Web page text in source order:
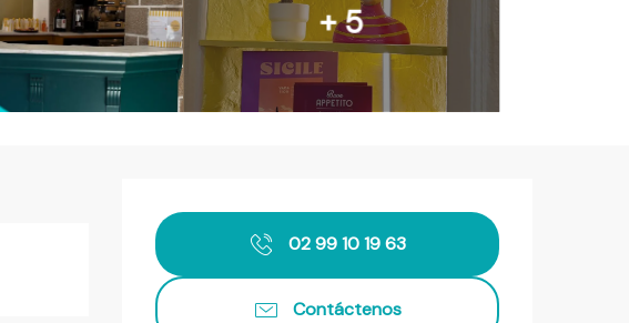
+ 5
Horarios y datos de
02 99 10 19 63
Contáctenos